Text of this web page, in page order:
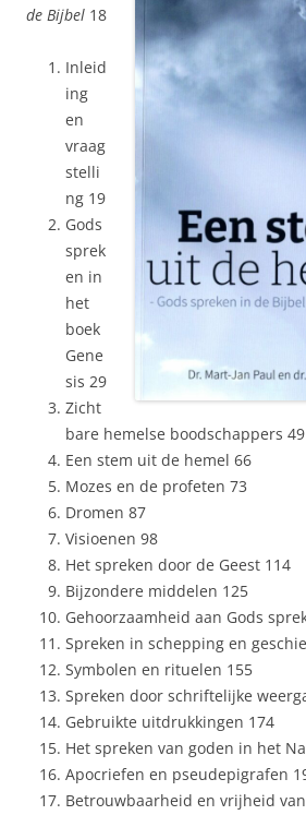
de Bijbel 18
Inleid
ing
en
vraag
stelli
ng 19
Gods
sprek
en in
het
boek
Gene
sis 29
Zicht
bare hemelse boodschappers 49
Een stem uit de hemel 66
Mozes en de profeten 73
Dromen 87
Visioenen 98
Het spreken door de Geest 114
Bijzondere middelen 125
Gehoorzaamheid aan Gods
Spreken in schepping en
Symbolen en rituelen 155
Spreken door schriftelijke
Gebruikte uitdrukkingen 174
Het spreken van goden in het
Apocriefen en pseudepigrafen
Betrouwbaarheid en vrijheid